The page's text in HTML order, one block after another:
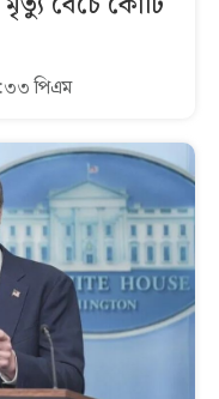
পিএম